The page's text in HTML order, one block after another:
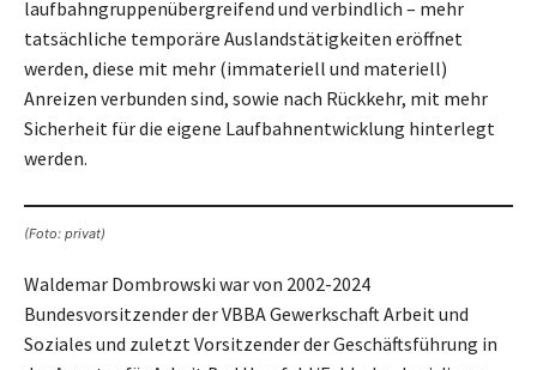
laufbahngruppenübergreifend und verbindlich – mehr
tatsächliche temporäre Auslandstätigkeiten eröffnet
werden, diese mit mehr (immateriell und materiell)
Anreizen verbunden sind, sowie nach Rückkehr, mit mehr
Sicherheit für die eigene Laufbahnentwicklung hinterlegt
werden.
(Foto: privat)
Waldemar Dombrowski war von 2002-2024
Bundesvorsitzender der VBBA Gewerkschaft Arbeit und
Soziales und zuletzt Vorsitzender der Geschäftsführung in